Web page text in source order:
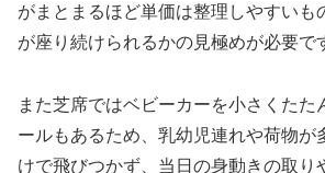
がまとまるほど単価は整理しやすいも
が座り続けられるかの見極めが必要で
また芝席ではベビーカーを小さくたた
ールもあるため、乳幼児連れや荷物が
けで飛びつかず、当日の身動きの取り